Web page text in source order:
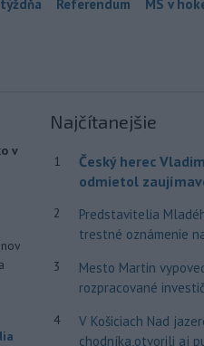
Referendum MS v
v
Najčítanejšie
1
Český herec
odmietol
2
Predstavitelia
trestné oznámenie
3
Mesto Martin
rozpracované
4
V Košiciach Nad
chodníka,otvorili aj